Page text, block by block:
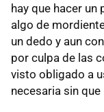
hay que hacer un
algo de
un dedo y aun
por culpa de las
visto obligado a
necesaria sin